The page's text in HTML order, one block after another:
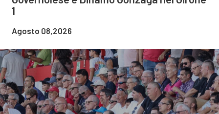
1
Agosto 08,2026